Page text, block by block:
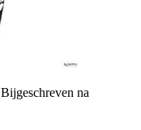
Bijgeschreven na